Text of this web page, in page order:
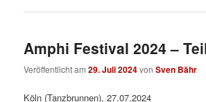
Amphi Festival 2024 –
Veröffentlicht am29. Juli 2024vonSven Bähr
Köln (Tanzbrunnen), 27.07.2024